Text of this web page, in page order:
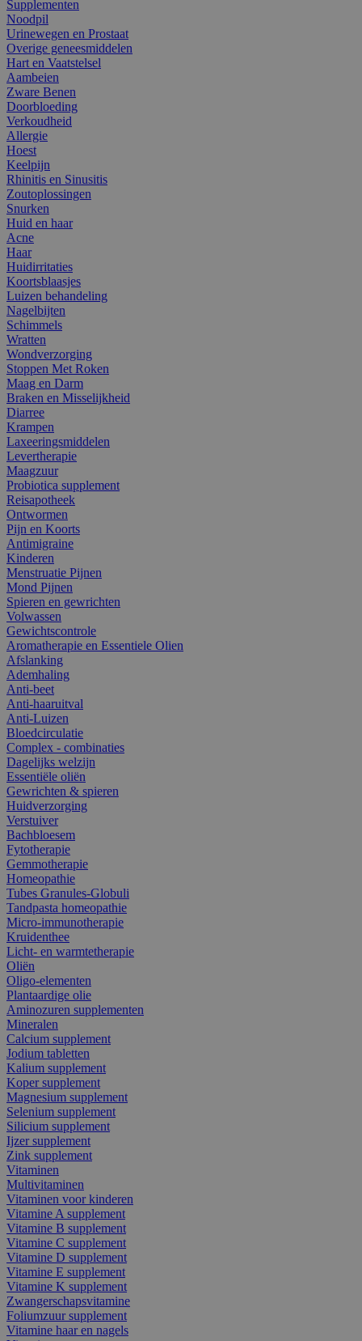
Supplementen
Noodpil
Urinewegen en Prostaat
Overige geneesmiddelen
Hart en Vaatstelsel
Aambeien
Zware Benen
Doorbloeding
Verkoudheid
Allergie
Hoest
Keelpijn
Rhinitis en Sinusitis
Zoutoplossingen
Snurken
Huid en haar
Acne
Haar
Huidirritaties
Koortsblaasjes
Luizen behandeling
Nagelbijten
Schimmels
Wratten
Wondverzorging
Stoppen Met Roken
Maag en Darm
Braken en Misselijkheid
Diarree
Krampen
Laxeeringsmiddelen
Levertherapie
Maagzuur
Probiotica supplement
Reisapotheek
Ontwormen
Pijn en Koorts
Antimigraine
Kinderen
Menstruatie Pijnen
Mond Pijnen
Spieren en gewrichten
Volwassen
Gewichtscontrole
Aromatherapie en Essentiele Olien
Afslanking
Ademhaling
Anti-beet
Anti-haaruitval
Anti-Luizen
Bloedcirculatie
Complex - combinaties
Dagelijks welzijn
Essentiële oliën
Gewrichten & spieren
Huidverzorging
Verstuiver
Bachbloesem
Fytotherapie
Gemmotherapie
Homeopathie
Tubes Granules-Globuli
Tandpasta homeopathie
Micro-immunotherapie
Kruidenthee
Licht- en warmtetherapie
Oliën
Oligo-elementen
Plantaardige olie
Aminozuren supplementen
Mineralen
Calcium supplement
Jodium tabletten
Kalium supplement
Koper supplement
Magnesium supplement
Selenium supplement
Silicium supplement
Ijzer supplement
Zink supplement
Vitaminen
Multivitaminen
Vitaminen voor kinderen
Vitamine A supplement
Vitamine B supplement
Vitamine C supplement
Vitamine D supplement
Vitamine E supplement
Vitamine K supplement
Zwangerschapsvitamine
Foliumzuur supplement
Vitamine haar en nagels